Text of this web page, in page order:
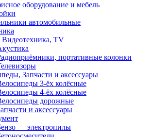
оборудование и мебель
автомобильные
Видеотехника, TV
портативные колонки
Запчасти и аксессуары
3-ёх колёсные
4-ёх колёсные
дорожные
и аксессуары
— электропилы